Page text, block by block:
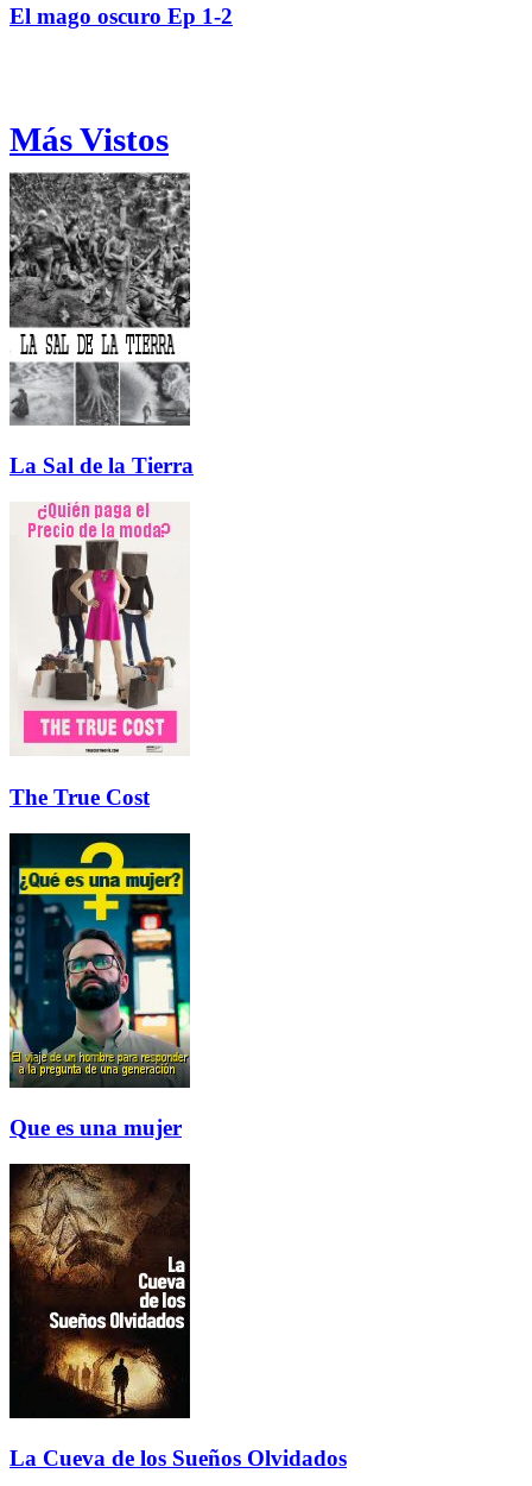
El mago oscuro Ep 1-2
Más Vistos
La Sal de la Tierra
The True Cost
Que es una mujer
La Cueva de los Sueños Olvidados